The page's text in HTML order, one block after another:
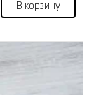
В корзину